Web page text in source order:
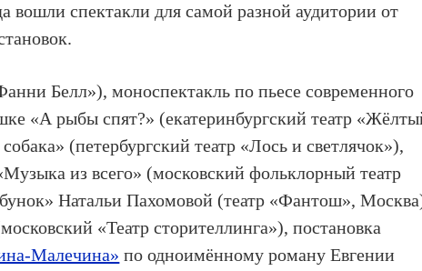
вошли спектакли для самой разной аудитории от
Белл»), моноспектакль по пьесе современного
«А рыбы спят?» (екатеринбургский театр
(петербургский театр «Лось и светлячок»),
из всего» (московский фольклорный театр
Натальи Пахомовой (театр «Фантош»,
«Театр сторителлинга»), постановка
Малечина» по одноимённому роману Евгении